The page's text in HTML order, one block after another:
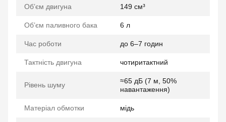
Обʼєм двигуна 149 см³
Об’єм паливного бака 6 л
Час роботи до 6–7 годин
Тактність двигуна чотиритактний
Рівень шуму
≈65 дБ (7 м, 50%
навантаження)
Матеріал обмотки мідь